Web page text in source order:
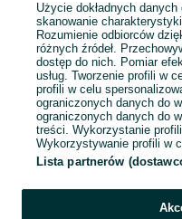
Popularne wyszukiwania
Użycie dokładnych
skanowanie
Rozumienie odbiorców
różnych źródeł.
dostęp do nich. Pomiar
usług. Tworzenie profili w
profili w celu
ograniczonych danych do
ograniczonych danych do
treści. Wykorzystanie
Wykorzystywanie profili w
Lista partnerów